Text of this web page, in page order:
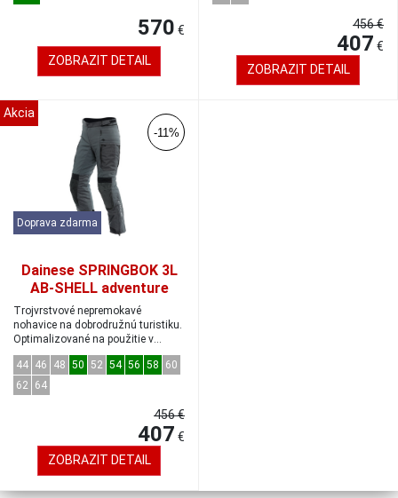
570 €
ZOBRAZIT DETAIL
456 €
407 €
ZOBRAZIT DETAIL
Akcia
-11%
Doprava zdarma
Dainese SPRINGBOK 3L
AB-SHELL adventure
nohavice iron-gate
veľkosť 52
Trojvrstvové nepremokavé
nohavice na dobrodružnú turistiku.
Optimalizované na použitie v
štyroch roč...
44 46 48 50 52 54 56 58
60
62 64
456 €
407 €
ZOBRAZIT DETAIL